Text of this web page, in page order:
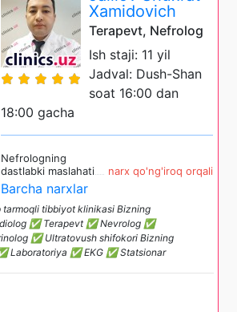
Xamidovich
Terapevt, Nefrolog
Ish staji: 11 yil
Jadval: Dush-Shan
soat 16:00 dan
18:00 gacha
Nefrologning
dastlabki maslahati
narx qo'ng'iroq orqali
Barcha narxlar
tibbiyot klinikasi Bizning
✅ Terapevt ✅ Nevrolog ✅
✅ Ultratovush shifokori Bizning
Laboratoriya ✅ EKG ✅ Statsionar